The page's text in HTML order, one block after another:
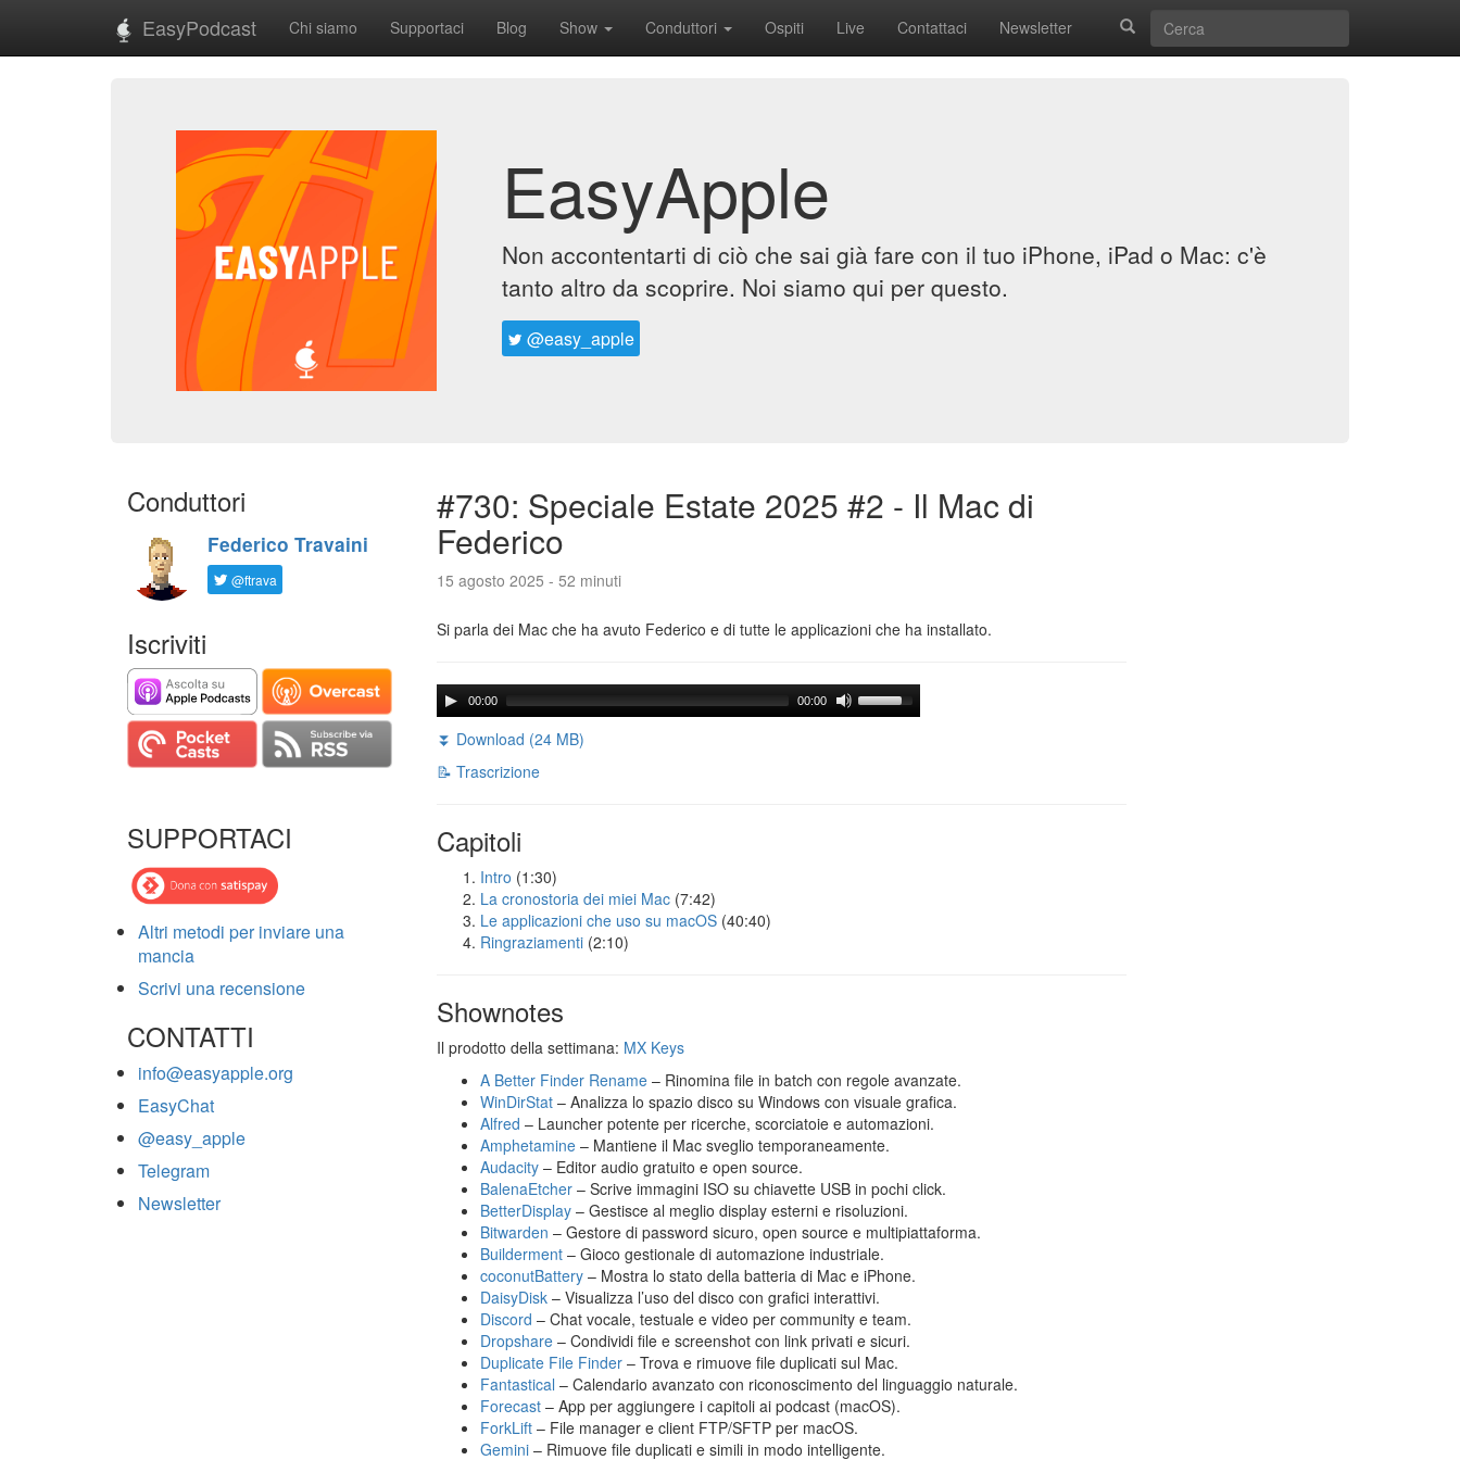
EasyPodcast Chi siamo Supportaci Blog Show Conduttori Ospiti Live Contattaci Newsletter
EasyApple
Non accontentarti di ciò che sai già fare con il tuo iPhone, iPad o Mac: c'è
tanto altro da scoprire. Noi siamo qui per questo.
@easy_apple
Conduttori
Federico Travaini
@ftrava
Iscriviti
SUPPORTACI
Altri metodi per inviare una
mancia
Scrivi una recensione
CONTATTI
info@easyapple.org
EasyChat
@easy_apple
Telegram
Newsletter
#730: Speciale Estate 2025 #2 - Il Mac di
Federico
15 agosto 2025 - 52 minuti
Si parla dei Mac che ha avuto Federico e di tutte le applicazioni che ha installato.
00:00 00:00
⏬ Download (24 MB)
📝 Trascrizione
Capitoli
Intro (1:30)
La cronostoria dei miei Mac (7:42)
Le applicazioni che uso su macOS (40:40)
Ringraziamenti (2:10)
Shownotes
Il prodotto della settimana: MX Keys
A Better Finder Rename – Rinomina file in batch con regole avanzate.
WinDirStat – Analizza lo spazio disco su Windows con visuale grafica.
Alfred – Launcher potente per ricerche, scorciatoie e automazioni.
Amphetamine – Mantiene il Mac sveglio temporaneamente.
Audacity – Editor audio gratuito e open source.
BalenaEtcher – Scrive immagini ISO su chiavette USB in pochi click.
BetterDisplay – Gestisce al meglio display esterni e risoluzioni.
Bitwarden – Gestore di password sicuro, open source e multipiattaforma.
Builderment – Gioco gestionale di automazione industriale.
coconutBattery – Mostra lo stato della batteria di Mac e iPhone.
DaisyDisk – Visualizza l’uso del disco con grafici interattivi.
Discord – Chat vocale, testuale e video per community e team.
Dropshare – Condividi file e screenshot con link privati e sicuri.
Duplicate File Finder – Trova e rimuove file duplicati sul Mac.
Fantastical – Calendario avanzato con riconoscimento del linguaggio naturale.
Forecast – App per aggiungere i capitoli ai podcast (macOS).
ForkLift – File manager e client FTP/SFTP per macOS.
Gemini – Rimuove file duplicati e simili in modo intelligente.